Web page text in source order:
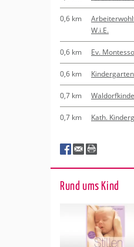
0,6 km
W.i.E.
0,6 km Ev.
0,6 km
0,7 km
0,7 km Kath.
Rund ums Kind